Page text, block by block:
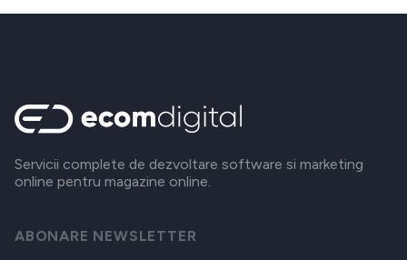
Servicii complete de dezvoltare software si marketing
online pentru magazine online.
ABONARE NEWSLETTER